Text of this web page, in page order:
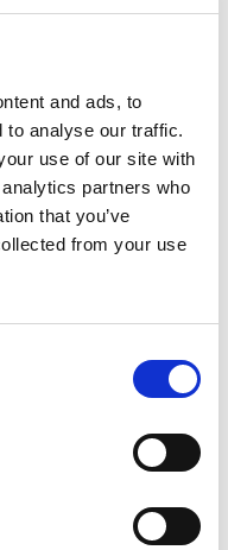
and ads, to
to analyse our traffic.
use of our site with
partners who
that you’ve
from your use